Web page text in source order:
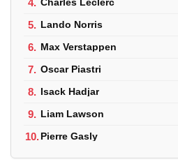
5. Lando Norris
6. Max Verstappen
7. Oscar Piastri
8. Isack Hadjar
9. Liam Lawson
10.Pierre Gasly